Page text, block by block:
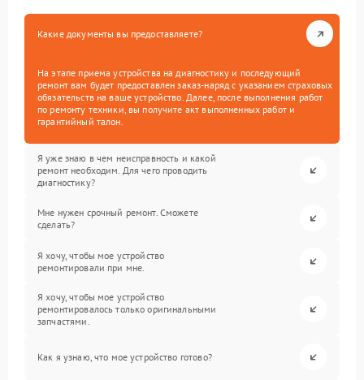
Какие документы вы предоставляете?
На этапе приема устройства на диагностику и последующий
ремонт вам будет предоставлен заказ-наряд с указанием страховых
обязательств на ваше устройство. Далее, после выполнения работ
по ремонту техники, вы получите акт выполненных работ и
гарантийный талон.
Я уже знаю в чем неисправность и какой
ремонт необходим. Для чего проводить
диагностику?
Мне нужен срочный ремонт. Сможете
сделать?
Я хочу, чтобы мое устройство
ремонтировали при мне.
Я хочу, чтобы мое устройство
ремонтировалось только оригинальными
запчастями.
Как я узнаю, что мое устройство готово?